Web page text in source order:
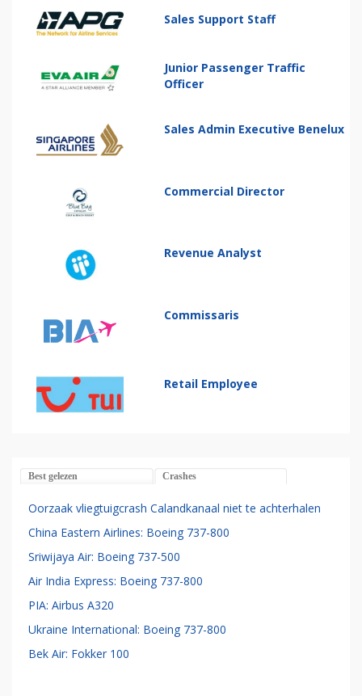
Sales Support Staff
Junior Passenger Traffic
Officer
Sales Admin Executive Benelux
Commercial Director
Revenue Analyst
Commissaris
Retail Employee
Best gelezen Crashes
Oorzaak vliegtuigcrash Calandkanaal niet te achterhalen
China Eastern Airlines: Boeing 737-800
Sriwijaya Air: Boeing 737-500
Air India Express: Boeing 737-800
PIA: Airbus A320
Ukraine International: Boeing 737-800
Bek Air: Fokker 100